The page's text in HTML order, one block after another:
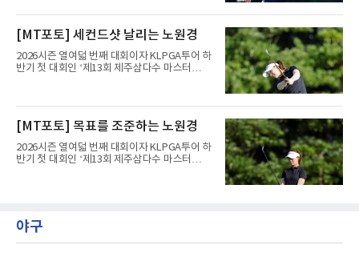
트(파72/6,767야드)에서 열리고 있다.6일 현재
1라운드 경기가 펼쳐지고 있다.노원경이 10번
홀에서 경기하고 있다.
[MT포토] 세컨드샷 날리는 노원경
2026시즌 열여덟 번째 대회이자 KLPGA투어 하
반기 첫 대회인 ‘제13회 제주삼다수 마스터
트(파72/6,767야드)에서 열리고 있다.6일 현재
1라운드 경기가 펼쳐지고 있다.노원경이 10번
홀에서 경기하고 있다.
[MT포토] 목표를 조준하는 노원경
2026시즌 열여덟 번째 대회이자 KLPGA투어 하
반기 첫 대회인 ‘제13회 제주삼다수 마스터
홀에서 경기하고 있다.
야구